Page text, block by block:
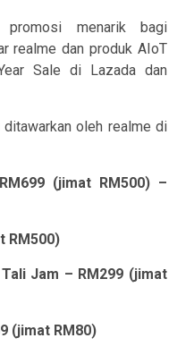
promosi menarik bagi
realme dan produk AIoT
Sale di Lazada dan
oleh realme di
(jimat RM500) –
RM500)
Jam – RM299 (jimat
(jimat RM80)